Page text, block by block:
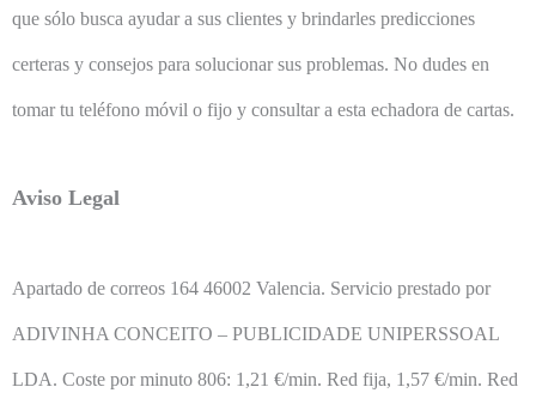
que sólo busca ayudar a sus clientes y brindarles predicciones
certeras y consejos para solucionar sus problemas. No dudes en
tomar tu teléfono móvil o fijo y consultar a esta echadora de cartas.
Aviso Legal
Apartado de correos 164 46002 Valencia. Servicio prestado por
ADIVINHA CONCEITO – PUBLICIDADE UNIPERSSOAL
LDA. Coste por minuto 806: 1,21 €/min. Red fija, 1,57 €/min. Red